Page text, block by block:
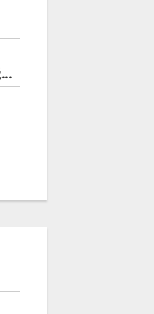
【会員登録】について ※必ずご一読されて下さい。